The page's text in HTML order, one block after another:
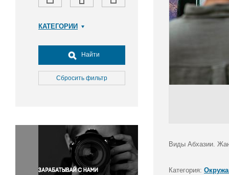
КАТЕГОРИИ
Досуг, туризм и отдых
Культура
Медицина
Окружающая среда
Политика
Правосудие
Происшествия и конфликты
Найти
Сбросить фильтр
Виды Абхазии.
Категория: